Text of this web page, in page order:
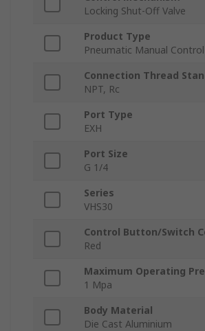
Locking Shut-Off Valve
Product Type
Pneumatic Manual Control
Connection Thread
NPT, Rc
Port Type
EXH
Port Size
G 1/4
Series
VHS30
Control Button/Switch
Red
Maximum Operating
1 Mpa
Body Material
Die Cast Aluminium